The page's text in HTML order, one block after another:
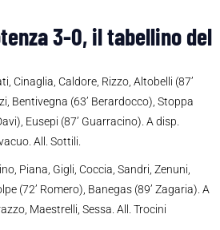
3-0, il tabellino del
Cinaglia, Caldore, Rizzo, Altobelli (87’
Bentivegna (63’ Berardocco), Stoppa
Eusepi (87’ Guarracino). A disp.
All. Sottili.
Piana, Gigli, Coccia, Sandri, Zenuni,
(72’ Romero), Banegas (89’ Zagaria). A
Maestrelli, Sessa. All. Trocini